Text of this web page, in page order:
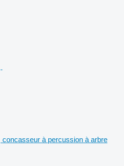
concasseur à percussion à arbre